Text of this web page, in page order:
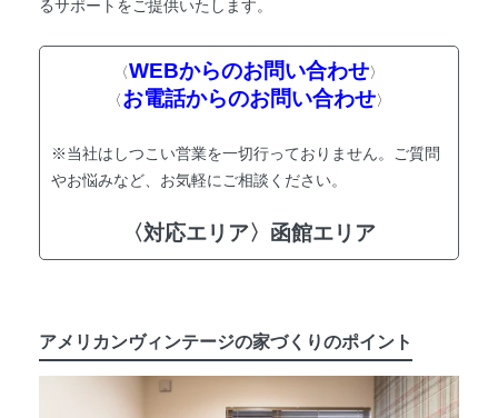
るサポートをご提供いたします。
〈WEBからのお問い合わせ〉
〈お電話からのお問い合わせ〉
※当社はしつこい営業を一切行っておりません。ご質問
やお悩みなど、お気軽にご相談ください。
〈対応エリア〉函館エリア
アメリカンヴィンテージの家づくりのポイント